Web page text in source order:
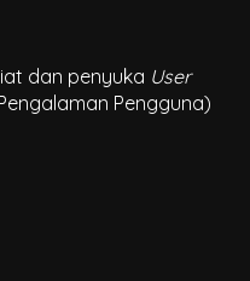
dan penyuka User
Pengguna)